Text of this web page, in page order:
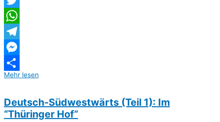
Twitter
WhatsApp
Telegram
Messenger
Teilen
Mehr lesen
Deutsch-Südwestwärts (Teil 1): Im
“Thüringer Hof”